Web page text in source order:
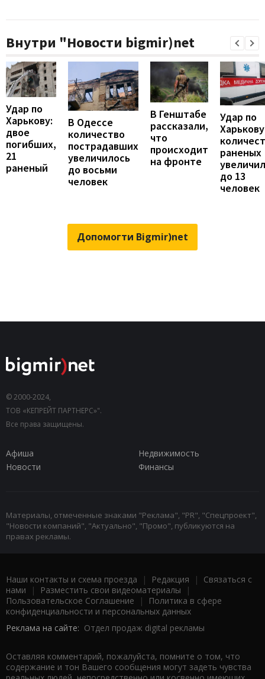
Внутри "Новости bigmir)net
Удар по
Харькову:
двое
погибших,
21
раненый
В Одессе
количество
пострадавших
увеличилось
до восьми
человек
В Генштабе
рассказали,
что
происходит
на фронте
Удар по
раненых
до 13
человек
Допомогти Bigmir)net
© 2000-2024,
ТОВ «КЕПРЕЙТ ПАРТНЕРС»".
Все права защищены.
Афиша
Недвижимость
Новости
Финансы
Материалы, отмеченные знаками "Реклама", "PR", "Спецпроект",
"Новости компаний", "Актуально", "Промо", публикуются на
правах рекламы.
Наши контакты и схема проезда | Редакция | Связаться с
нами | Разместить свои видеоматериалы |
Пользовательское Соглашение |
Политика в сфере
конфиденциальности и персональных данных
Реклама на сайте: Отдел продаж digital рекламы
Оставляя комментарий, пожалуйста, помните о том, что
содержание и тон Вашего сообщения могут задеть чувства